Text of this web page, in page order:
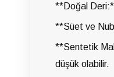
**Doğal
**Süet ve
**Sentetik
düşük olabilir.